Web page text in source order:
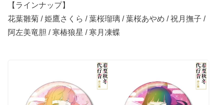
【ラインナップ】
花葉雛菊 / 姫鷹さくら / ​葉桜瑠璃 / 葉桜​あやめ / 祝月撫子 /
阿左美竜胆 / 寒椿狼星 / 寒月凍蝶